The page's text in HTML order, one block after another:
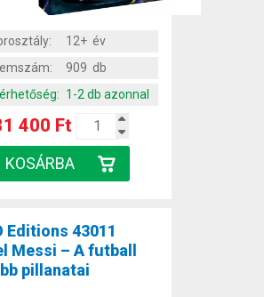
12+ év
909 db
1-2 db azonnal
400 Ft
Editions 43011
Messi – A futball
pillanatai